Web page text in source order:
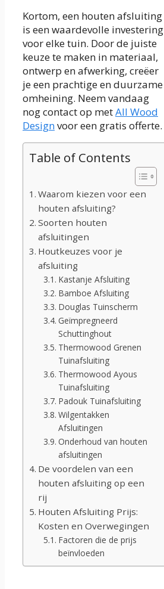
Kortom, een houten afsluiting
is een waardevolle investering
voor elke tuin. Door de juiste
keuze te maken in materiaal,
ontwerp en afwerking, creëer
je een prachtige en duurzame
omheining. Neem vandaag
nog contact op metAll Wood
Designvoor een gratis offerte.
Table of Contents
Waarom kiezen voor een
houten afsluiting?
Soorten houten
afsluitingen
Houtkeuzes voor je
afsluiting
Kastanje Afsluiting
Bamboe Afsluiting
Douglas Tuinscherm
Geïmpregneerd
Schuttinghout
Thermowood Grenen
Tuinafsluiting
Thermowood Ayous
Tuinafsluiting
Padouk Tuinafsluiting
Wilgentakken
Afsluitingen
Onderhoud van houten
afsluitingen
De voordelen van een
houten afsluiting op een
rij
Houten Afsluiting Prijs:
Kosten en Overwegingen
Factoren die de prijs
beïnvloeden